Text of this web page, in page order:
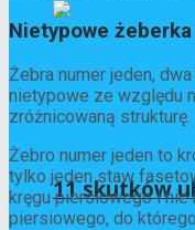
11 skutków
Nietypowe żeberka
Żebra numer jeden,
nietypowe ze względu
zróżnicowaną strukturę.
Żebro numer jeden to
tylko jeden staw
kręgu piersiowego i nie
piersiowego, do